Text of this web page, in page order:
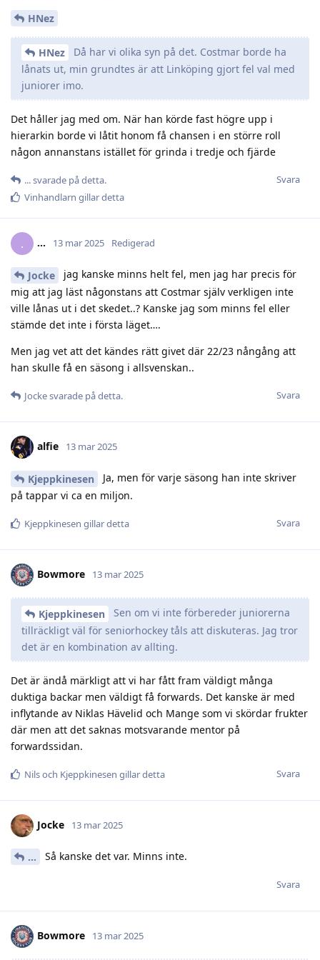
HNez
HNez
Då har vi olika syn på det. Costmar borde ha
lånats ut, min grundtes är att Linköping gjort fel val med
juniorer imo.
Det håller jag med om. När han körde fast högre upp i
hierarkin borde vi låtit honom få chansen i en större roll
någon annanstans istället för grinda i tredje och fjärde
Svara
.​.​.​svarade på detta.
Vinhandlarn gillar detta
. .​.​.​ 13 mar 2025 Redigerad
Jocke
jag kanske minns helt fel, men jag har precis för
mig att jag läst någonstans att Costmar själv verkligen inte
ville lånas ut i det skedet..? Kanske jag som minns fel eller
stämde det inte i första läget….
Men jag vet att det kändes rätt givet där 22/23 nångång att
han skulle få en säsong i allsvenskan..
Svara
Jockesvarade på detta.
alfie 13 mar 2025
Kjeppkinesen
Ja, men för varje säsong han inte skriver
på tappar vi ca en miljon.
Svara
Kjeppkinesen gillar detta
Bowmore 13 mar 2025
Kjeppkinesen
Sen om vi inte förbereder juniorerna
tillräckligt väl för seniorhockey tåls att diskuteras. Jag tror
det är en kombination av allting.
Det är ändå märkligt att vi har fått fram väldigt många
duktiga backar men väldigt få forwards. Det kanske är med
inflytande av Niklas Hävelid och Mange som vi skördar frukter
där men att det saknas motsvarande mentor på
forwardssidan.
Svara
Nilsoch Kjeppkinesen gillar detta
Jocke 13 mar 2025
.​.​.​ Så kanske det var. Minns inte.
Svara
Bowmore 13 mar 2025